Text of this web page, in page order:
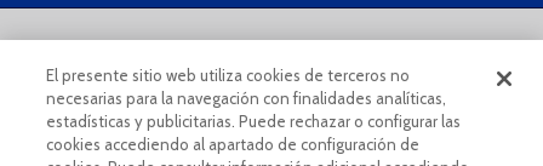
COOKIES POLICY LEGAL CONDITIONS
El presente sitio web utiliza cookies de terceros no
necesarias para la navegación con finalidades analíticas,
estadísticas y publicitarias. Puede rechazar o configurar las
cookies accediendo al apartado de configuración de